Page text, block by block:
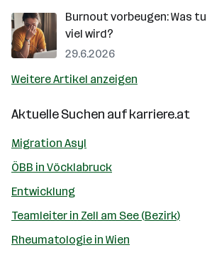
Burnout vorbeugen: Was
viel wird?
29.6.2026
Weitere Artikel anzeigen
Aktuelle Suchen aufkarriere.at
Migration Asyl
ÖBB in Vöcklabruck
Entwicklung
Teamleiter in Zell am See (Bezirk)
Rheumatologie in Wien